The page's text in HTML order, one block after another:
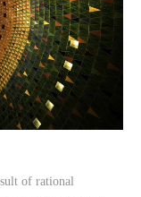
of rational